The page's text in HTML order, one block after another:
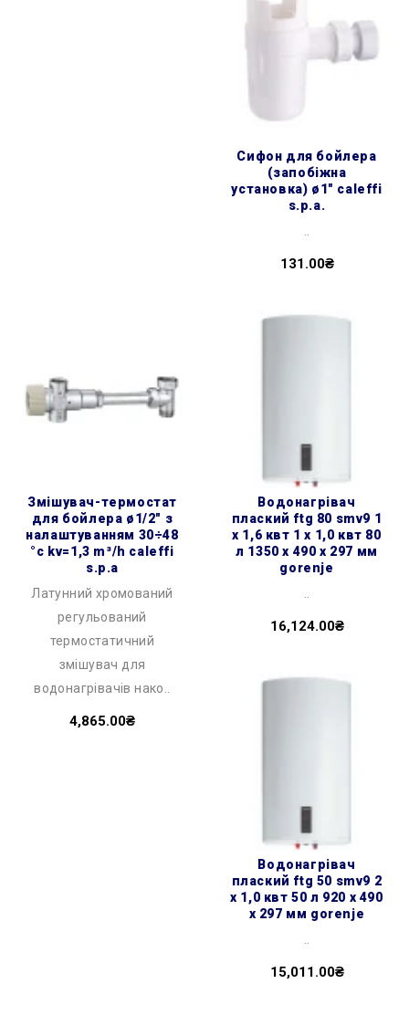
сифон для бойлера
(запобіжна
установка) ø1″ caleffi
s.p.a.
131.00₴
змішувач-термостат
для бойлера ø1/2″ з
налаштуванням 30÷48
°c kv=1,3 m³/h caleffi
s.p.a
Латунний хромований
регульований
термостатичний
змішувач для
водонагрівачів нако..
4,865.00₴
водонагрівач
плаский ftg 80 smv9 1
х 1,6 квт 1 х 1,0 квт 80
л 1350 x 490 x 297 мм
gorenje
16,124.00₴
водонагрівач
плаский ftg 50 smv9 2
х 1,0 квт 50 л 920 x 490
x 297 мм gorenje
15,011.00₴